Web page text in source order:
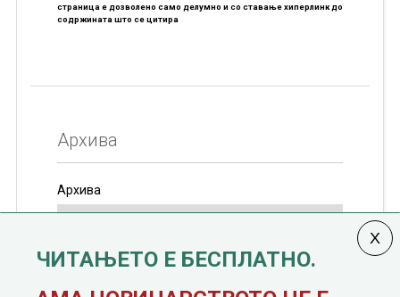
страница е дозволено само делумно и со ставање хиперлинк до
содржината што се цитира
Архива
Архива
ЧИТАЊЕТО Е БЕСПЛАТНО.